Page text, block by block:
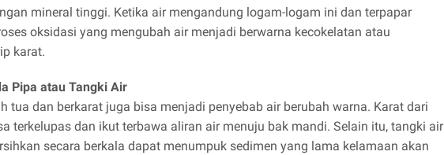
mineral tinggi. Ketika air mengandung logam-logam ini dan terpapar
oksidasi yang mengubah air menjadi berwarna kecokelatan atau
karat.
Pipa atau Tangki Air
tua dan berkarat juga bisa menjadi penyebab air berubah warna. Karat dari
terkelupas dan ikut terbawa aliran air menuju bak mandi. Selain itu, tangki air
secara berkala dapat menumpuk sedimen yang lama kelamaan akan